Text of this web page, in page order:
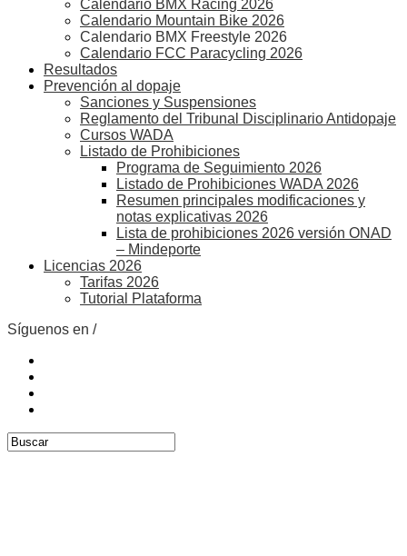
Calendario BMX Racing 2026
Calendario Mountain Bike 2026
Calendario BMX Freestyle 2026
Calendario FCC Paracycling 2026
Resultados
Prevención al dopaje
Sanciones y Suspensiones
Reglamento del Tribunal Disciplinario Antidopaje
Cursos WADA
Listado de Prohibiciones
Programa de Seguimiento 2026
Listado de Prohibiciones WADA 2026
Resumen principales modificaciones y
notas explicativas 2026
Lista de prohibiciones 2026 versión ONAD
– Mindeporte
Licencias 2026
Tarifas 2026
Tutorial Plataforma
Síguenos en /